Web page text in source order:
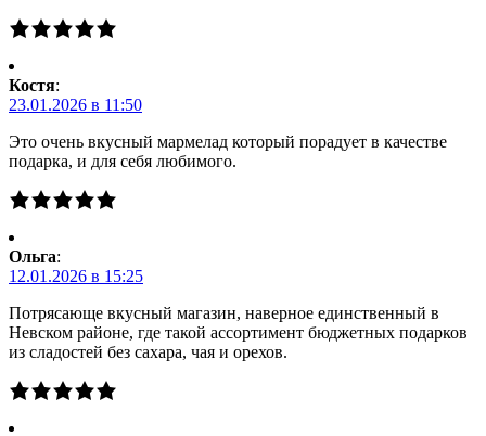
Костя:
23.01.2026 в 11:50
Это очень вкусный мармелад который порадует в качестве
подарка, и для себя любимого.
Ольга:
12.01.2026 в 15:25
Потрясающе вкусный магазин, наверное единственный в
Невском районе, где такой ассортимент бюджетных подарков
из сладостей без сахара, чая и орехов.